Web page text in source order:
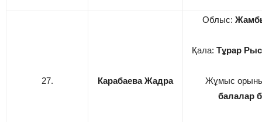
27. Карабаева Жадра
Облыс:
Қала: Тұрар
Жұмыс
балалар